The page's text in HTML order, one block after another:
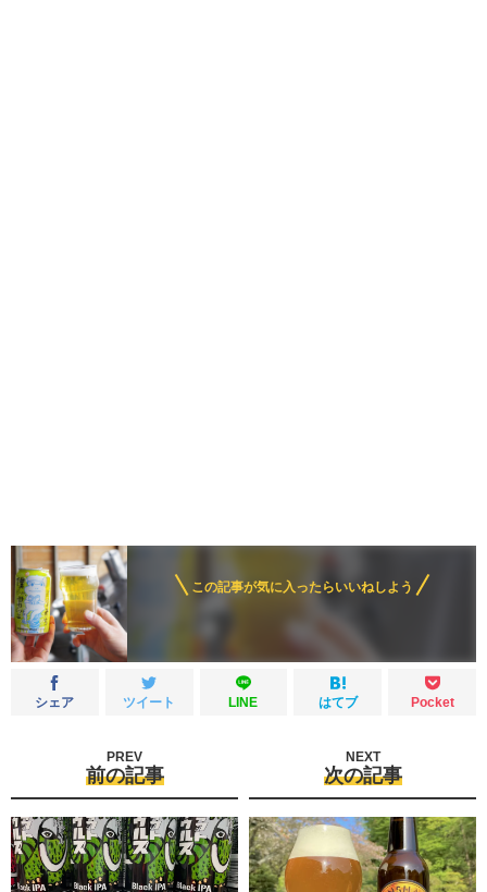
この記事が気に入ったらいいねしよう
シェア ツイート LINE はてブ Pocket
前の記事
PREV
次の記事
NEXT